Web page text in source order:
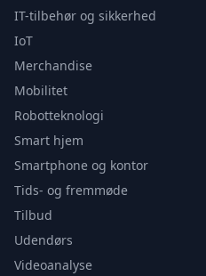
IT-tilbehør og sikkerhed
IoT
Merchandise
Mobilitet
Robotteknologi
Smart hjem
Smartphone og kontor
Tids- og fremmøde
Tilbud
Udendørs
Videoanalyse